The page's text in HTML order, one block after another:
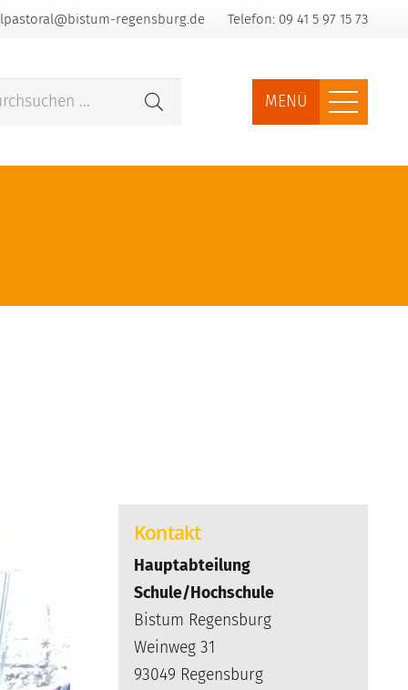
regensburg.de Telefon: 09 41 5 97 15 73
MENÜ
Kontakt
Hauptabteilung
Schule/Hochschule
Bistum Regensburg
Weinweg 31
93049 Regensburg